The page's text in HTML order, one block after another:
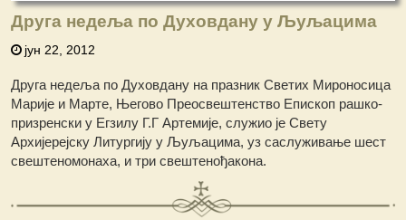
Друга недеља по Духовдану у Љуљацима
јун 22, 2012
Друга недеља по Духовдану на празник Светих Мироносица
Марије и Марте, Његово Преосвештенство Епископ рашко-
призренски у Егзилу Г.Г Артемије, служио је Свету
Архијерејску Литургију у Љуљацима, уз саслуживање шест
свештеномонаха, и три свештенођакона.